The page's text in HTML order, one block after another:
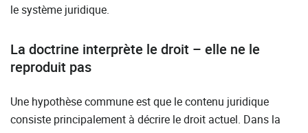
le système juridique.
La doctrine interprète le droit – elle ne le
reproduit pas
Une hypothèse commune est que le contenu juridique
consiste principalement à décrire le droit actuel. Dans la